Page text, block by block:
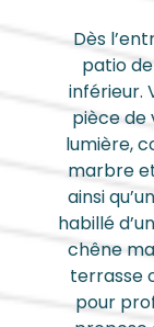
Dès
patio de
inférieur.
pièce de
lumière,
marbre
ainsi
habillé
chêne
terrasse
pour